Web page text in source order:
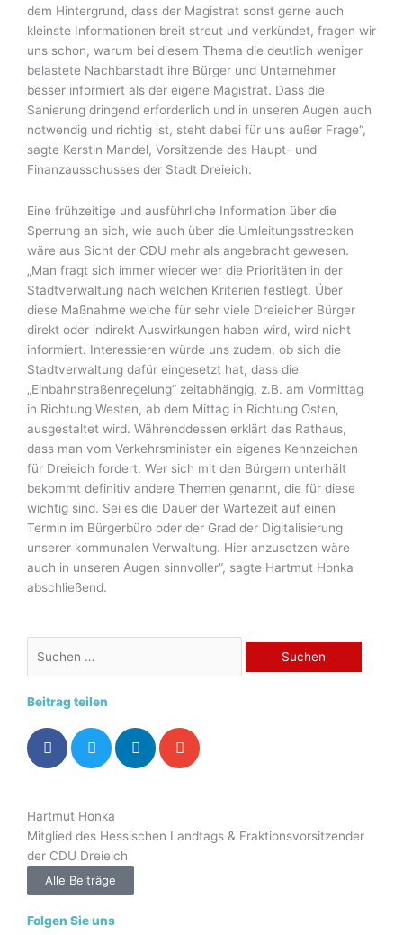
dem Hintergrund, dass der Magistrat sonst gerne auch
kleinste Informationen breit streut und verkündet, fragen wir
uns schon, warum bei diesem Thema die deutlich weniger
belastete Nachbarstadt ihre Bürger und Unternehmer
besser informiert als der eigene Magistrat. Dass die
Sanierung dringend erforderlich und in unseren Augen auch
notwendig und richtig ist, steht dabei für uns außer Frage“,
sagte Kerstin Mandel, Vorsitzende des Haupt- und
Finanzausschusses der Stadt Dreieich.
Eine frühzeitige und ausführliche Information über die
Sperrung an sich, wie auch über die Umleitungsstrecken
wäre aus Sicht der CDU mehr als angebracht gewesen.
„Man fragt sich immer wieder wer die Prioritäten in der
Stadtverwaltung nach welchen Kriterien festlegt. Über
diese Maßnahme welche für sehr viele Dreieicher Bürger
direkt oder indirekt Auswirkungen haben wird, wird nicht
informiert. Interessieren würde uns zudem, ob sich die
Stadtverwaltung dafür eingesetzt hat, dass die
„Einbahnstraßenregelung“ zeitabhängig, z.B. am Vormittag
in Richtung Westen, ab dem Mittag in Richtung Osten,
ausgestaltet wird. Währenddessen erklärt das Rathaus,
dass man vom Verkehrsminister ein eigenes Kennzeichen
für Dreieich fordert. Wer sich mit den Bürgern unterhält
bekommt definitiv andere Themen genannt, die für diese
wichtig sind. Sei es die Dauer der Wartezeit auf einen
Termin im Bürgerbüro oder der Grad der Digitalisierung
unserer kommunalen Verwaltung. Hier anzusetzen wäre
auch in unseren Augen sinnvoller“, sagte Hartmut Honka
abschließend.
nach:
Beitrag teilen
Hartmut Honka
Mitglied des Hessischen Landtags & Fraktionsvorsitzender
der CDU Dreieich
Alle Beiträge
Folgen Sie uns